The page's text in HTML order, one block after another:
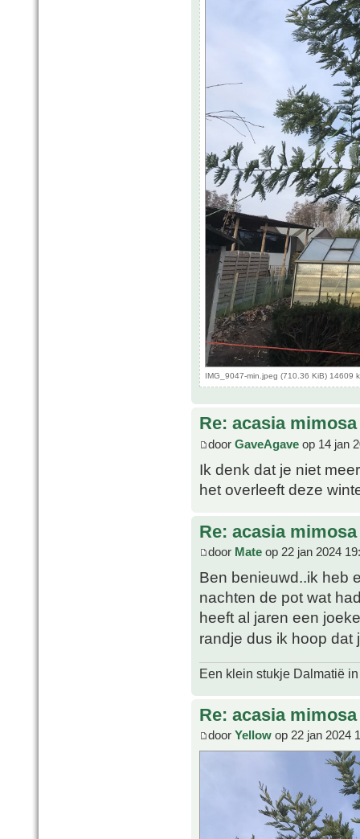
IMG_9047-min.jpeg (710.36 KiB) 14609
Re: acasia mimosa
door GaveAgave op 14 jan
Ik denk dat je niet
het overleeft deze
Re: acasia mimosa
door Mate op 22 jan 2024
Ben benieuwd..ik heb
nachten de pot wat
heeft al jaren een
randje dus ik hoop
Een klein stukje Dalmatië
Re: acasia mimosa
door Yellow op 22 jan 2024